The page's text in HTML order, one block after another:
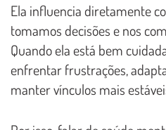
Ela influencia diretamente
tomamos decisões e nos
Quando ela está bem
enfrentar frustrações,
manter vínculos mais